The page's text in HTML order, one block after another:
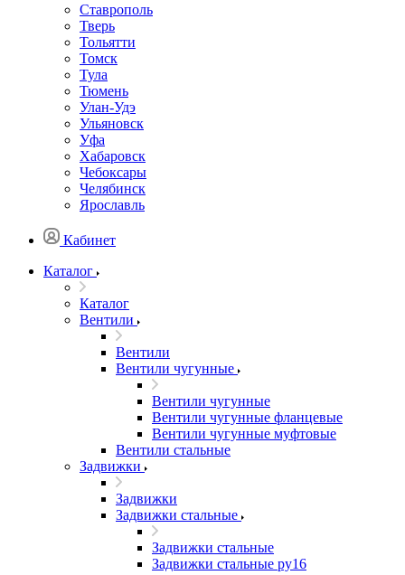
Ставрополь
Тверь
Тольятти
Томск
Тула
Тюмень
Улан-Удэ
Ульяновск
Уфа
Хабаровск
Чебоксары
Челябинск
Ярославль
Кабинет
Каталог
Каталог
Вентили
Вентили
Вентили чугунные
Вентили чугунные
Вентили чугунные фланцевые
Вентили чугунные муфтовые
Вентили стальные
Задвижки
Задвижки
Задвижки стальные
Задвижки стальные
Задвижки стальные ру16